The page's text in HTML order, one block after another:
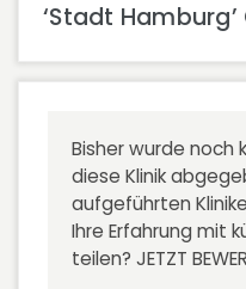
‘Stadt Hamburg’
Bisher wurde noch
diese Klinik
aufgeführten
Ihre Erfahrung mit
teilen? JETZT